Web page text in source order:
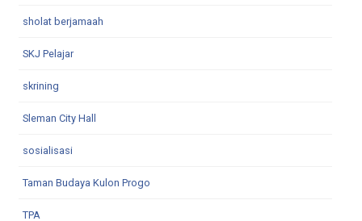
sholat berjamaah
SKJ Pelajar
skrining
Sleman City Hall
sosialisasi
Taman Budaya Kulon Progo
TPA